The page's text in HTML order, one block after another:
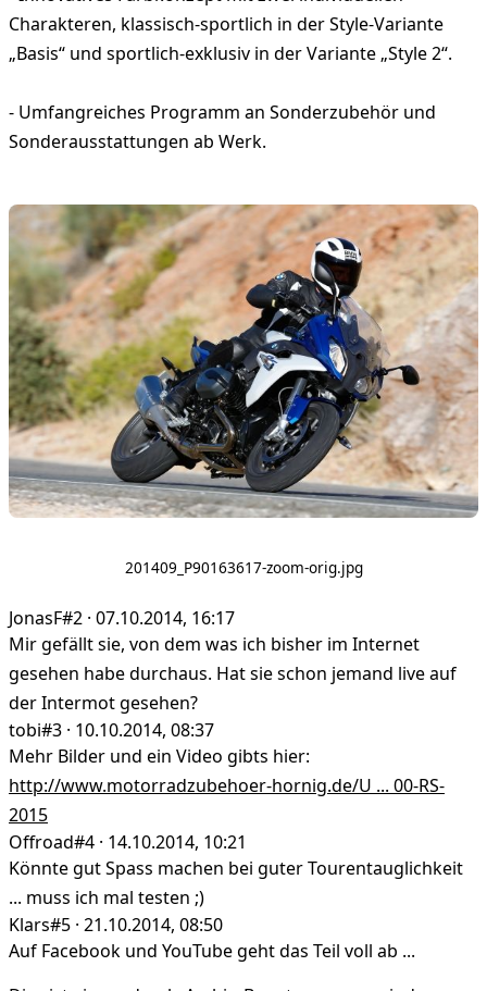
Charakteren, klassisch-sportlich in der Style-Variante
„Basis“ und sportlich-exklusiv in der Variante „Style 2“.
- Umfangreiches Programm an Sonderzubehör und
Sonderausstattungen ab Werk.
201409_P90163617-zoom-orig.jpg
JonasF#2 · 07.10.2014, 16:17
Mir gefällt sie, von dem was ich bisher im Internet
gesehen habe durchaus. Hat sie schon jemand live auf
der Intermot gesehen?
tobi#3 · 10.10.2014, 08:37
Mehr Bilder und ein Video gibts hier:
http://www.motorradzubehoer-hornig.de/U ... 00-RS-
2015
Offroad#4 · 14.10.2014, 10:21
Könnte gut Spass machen bei guter Tourentauglichkeit
... muss ich mal testen ;)
Klars#5 · 21.10.2014, 08:50
Auf Facebook und YouTube geht das Teil voll ab ...